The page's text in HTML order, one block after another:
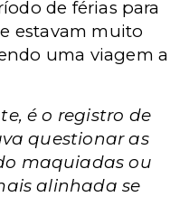
de férias para
estavam muito
uma viagem a
é o registro de
questionar as
maquiadas ou
alinhada se